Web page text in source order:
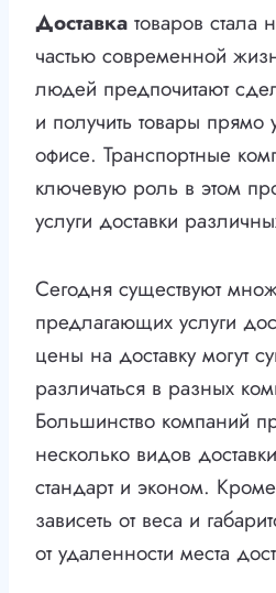
Доставка товаров стала
частью современной
людей предпочитают
и получить товары
офисе. Транспортные
ключевую роль в этом
услуги доставки
Сегодня существуют
предлагающих услуги
цены на доставку могут
различаться в разных
Большинство компаний
несколько видов
стандарт и эконом.
зависеть от веса и
от удаленности места